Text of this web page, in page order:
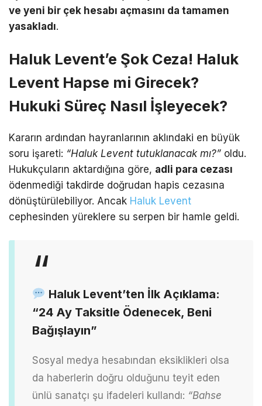
ve yeni bir çek hesabı açmasını da tamamen
yasakladı.
Haluk Levent’e Şok Ceza! Haluk
Levent Hapse mi Girecek?
Hukuki Süreç Nasıl İşleyecek?
Kararın ardından hayranlarının aklındaki en büyük
soru işareti: “Haluk Levent tutuklanacak mı?” oldu.
Hukukçuların aktardığına göre, adli para cezası
ödenmediği takdirde doğrudan hapis cezasına
dönüştürülebiliyor. Ancak Haluk Levent
cephesinden yüreklere su serpen bir hamle geldi.
Haluk Levent’ten İlk Açıklama:
“24 Ay Taksitle Ödenecek, Beni
Bağışlayın”
Sosyal medya hesabından eksiklikleri olsa
da haberlerin doğru olduğunu teyit eden
ünlü sanatçı şu ifadeleri kullandı: “Bahse